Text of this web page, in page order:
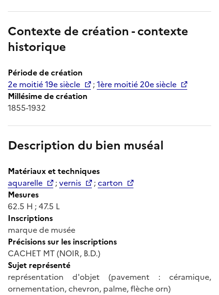
Contexte de création - contexte
historique
Période de création
2e moitié 19e siècle
;1ère moitié 20e siècle
Millésime de création
1855-1932
Description du bien muséal
Matériaux et techniques
aquarelle
;vernis ;carton
Mesures
62.5 H ; 47.5 L
Inscriptions
marque de musée
Précisions sur les inscriptions
CACHET MT (NOIR, B.D.)
Sujet représenté
représentation d'objet (pavement : céramique,
ornementation, chevron, palme, flèche orn)